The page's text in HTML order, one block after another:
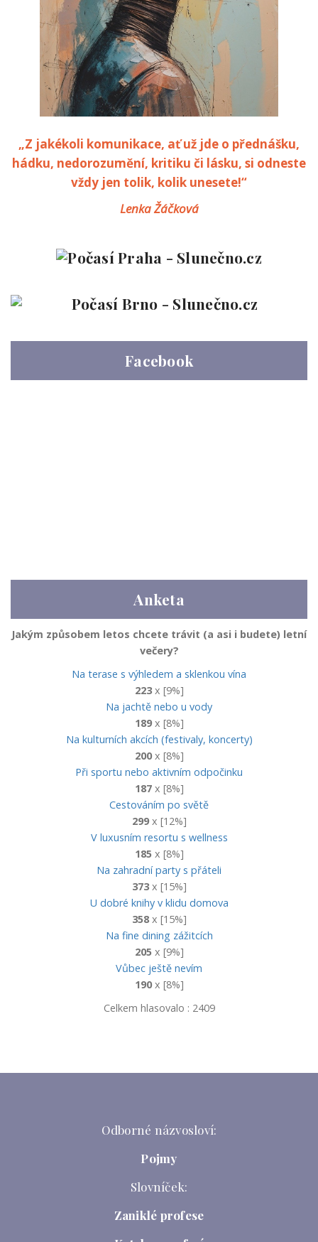
„Z jakékoli komunikace, ať už jde o přednášku,
hádku, nedorozumění, kritiku či lásku, si odneste
vždy jen tolik, kolik unesete!“
Lenka Žáčková
Facebook
Anketa
Jakým způsobem letos chcete trávit (a asi i budete) letní
večery?
Na terase s výhledem a sklenkou vína
223x [9%]
Na jachtě nebo u vody
189x [8%]
Na kulturních akcích (festivaly, koncerty)
200x [8%]
Při sportu nebo aktivním odpočinku
187x [8%]
Cestováním po světě
299x [12%]
V luxusním resortu s wellness
185 x [8%]
Na zahradní party s přáteli
373x [15%]
U dobré knihy v klidu domova
358x [15%]
Na fine dining zážitcích
205 x [9%]
Vůbec ještě nevím
190x [8%]
Celkem hlasovalo : 2409
Odborné názvosloví:
Pojmy
Slovníček:
Zaniklé profese